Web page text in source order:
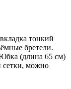
тонкий
бретели.
(длина 65 см)
сетки, можно